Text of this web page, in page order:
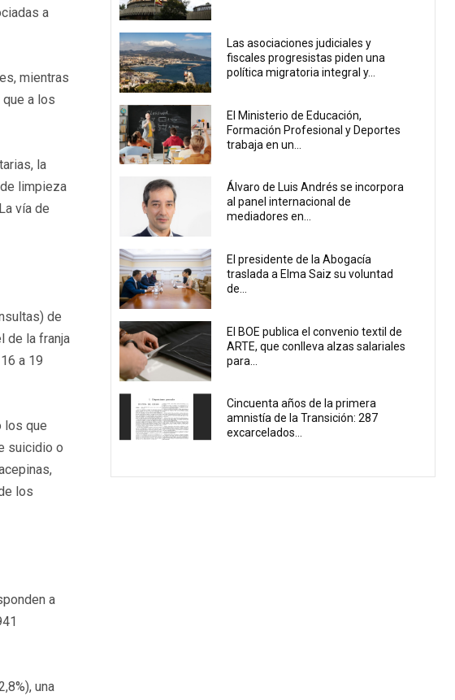
a
mientras
que a los
la
limpieza
vía de
de
de la franja
a 19
los que
suicidio o
los
a
una
Las asociaciones judiciales y
fiscales progresistas piden una
política migratoria integral y...
El Ministerio de Educación,
Formación Profesional y Deportes
trabaja en un...
Álvaro de Luis Andrés se incorpora
al panel internacional de
mediadores en...
El presidente de la Abogacía
traslada a Elma Saiz su voluntad
de...
El BOE publica el convenio textil de
ARTE, que conlleva alzas salariales
para...
Cincuenta años de la primera
amnistía de la Transición: 287
excarcelados...